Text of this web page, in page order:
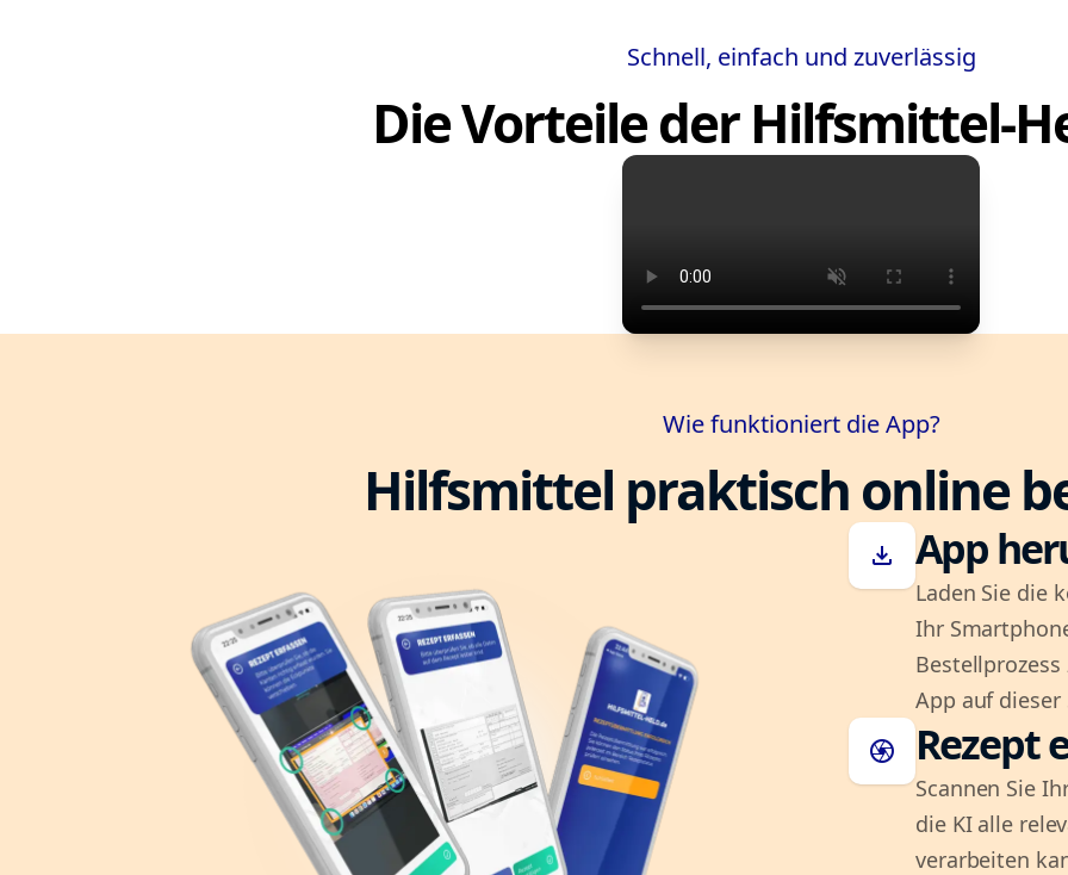
Schnell, einfach und zuverlässig
Die Vorteile der Hilfsmittel-
Wie funktioniert die App?
Hilfsmittel praktisch online
download App
Laden Sie die
Ihr
App auf dieser
camera Rezept
Scannen Sie
die KI alle
verarbeiten